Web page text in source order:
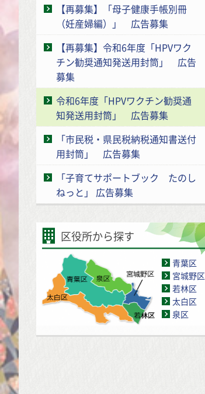
【再募集】「母子健康手帳別冊
（妊産婦編）」 広告募集
【再募集】令和6年度「HPVワク
チン勧奨通知発送用封筒」 広告
募集
令和6年度「HPVワクチン勧奨通
知発送用封筒」 広告募集
「市民税・県民税納税通知書送付
用封筒」 広告募集
「子育てサポートブック たのし
ねっと」 広告募集
区役所から探す
青葉区
宮城野区
若林区
太白区
泉区